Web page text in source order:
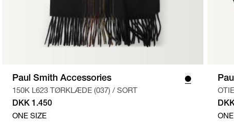
Paul Smith Accessories
150K L623 TØRKLÆDE (037) / SORT
DKK 1.450
ONE SIZE